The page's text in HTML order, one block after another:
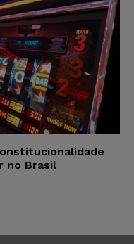
no Brasil